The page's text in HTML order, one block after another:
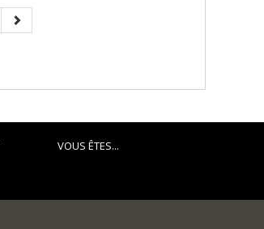
Page
suivante
VOUS ÊTES...